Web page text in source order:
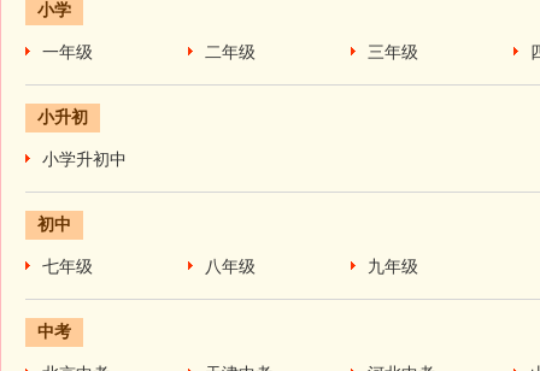
小学
一年级 二年级 三年级
小升初
小学升初中
初中
七年级 八年级 九年级
中考